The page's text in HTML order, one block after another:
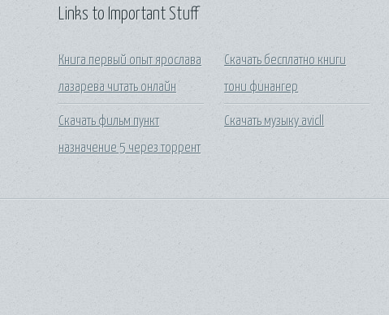
Links to Important Stuff
Книга первый опыт ярослава
лазарева читать онлайн
Скачать фильм пункт
назначение 5 через торрент
Скачать бесплатно книги
тони финангер
Скачать музыку avicll